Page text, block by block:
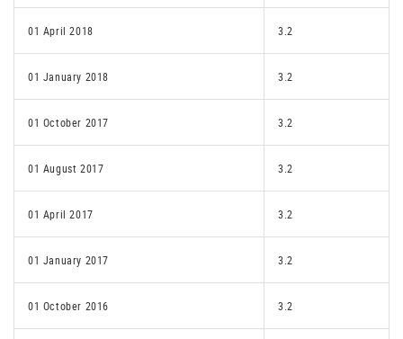
01 April 2018 3.2
01 January 2018 3.2
01 October 2017 3.2
01 August 2017 3.2
01 April 2017 3.2
01 January 2017 3.2
01 October 2016 3.2